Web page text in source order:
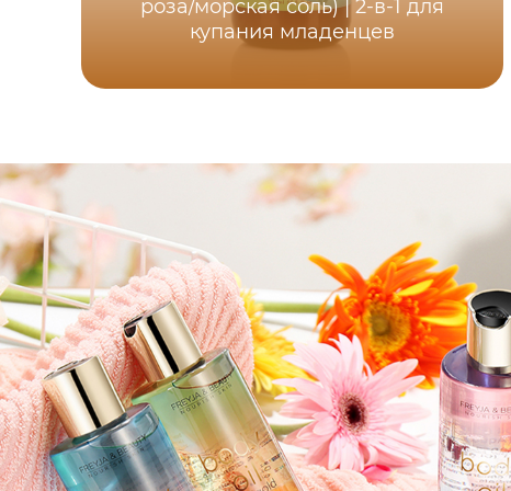
роза/морская соль) | 2-в-1 для
купания младенцев